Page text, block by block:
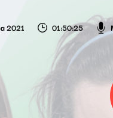
2021 01:50:25